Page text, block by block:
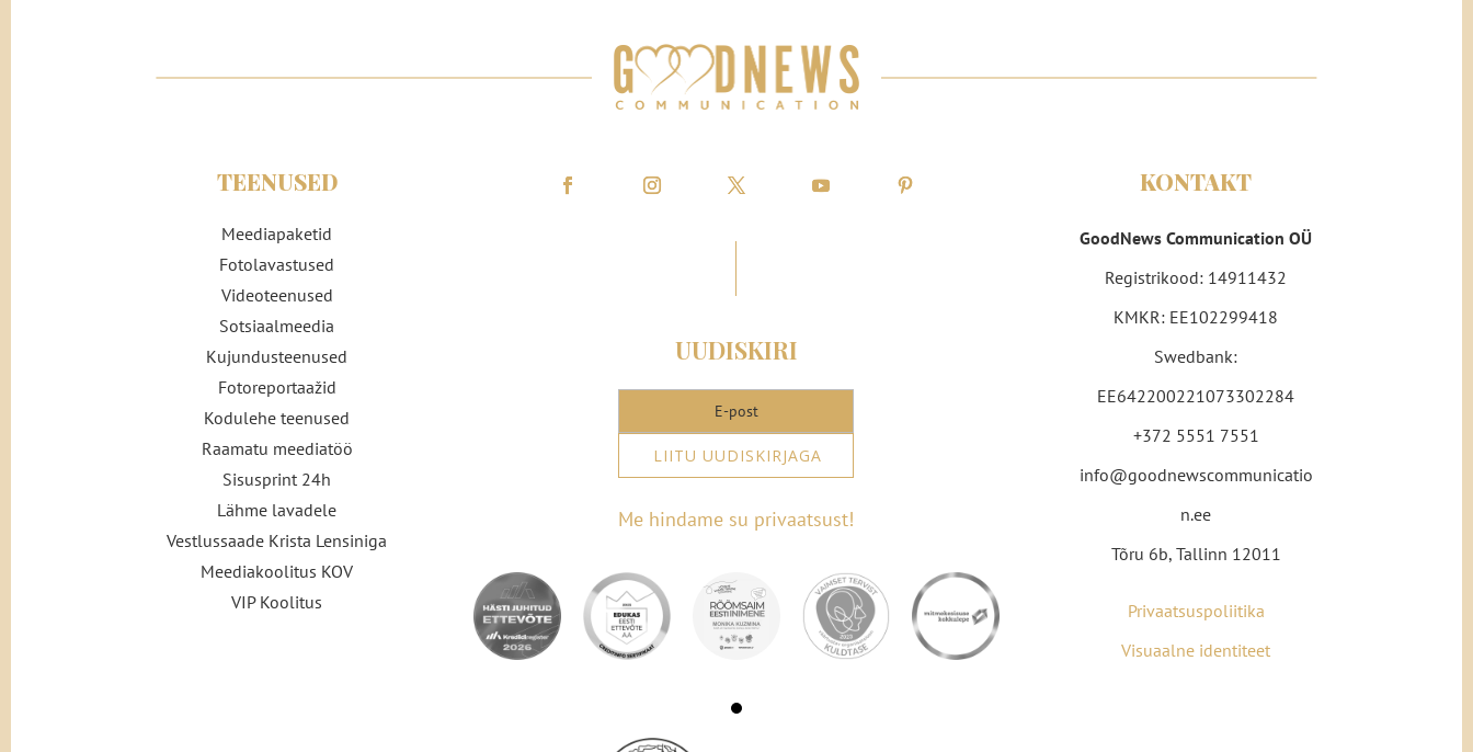
TEENUSED
Meediapaketid
Fotolavastused
Videoteenused
Sotsiaalmeedia
Kujundusteenused
Fotoreportaažid
Kodulehe teenused
Raamatu meediatöö
Sisusprint 24h
Lähme lavadele
Vestlussaade Krista Lensiniga
Meediakoolitus KOV
VIP Koolitus
UUDISKIRI
LIITU UUDISKIRJAGA
Me hindame su privaatsust!
KONTAKT
GoodNews Communication OÜ
Registrikood: 14911432
KMKR: EE102299418
Swedbank:
EE642200221073302284
+372 5551 7551
info@goodnewscommunicatio
n.ee
Tõru 6b, Tallinn 12011
Privaatsuspoliitika
Visuaalne identiteet